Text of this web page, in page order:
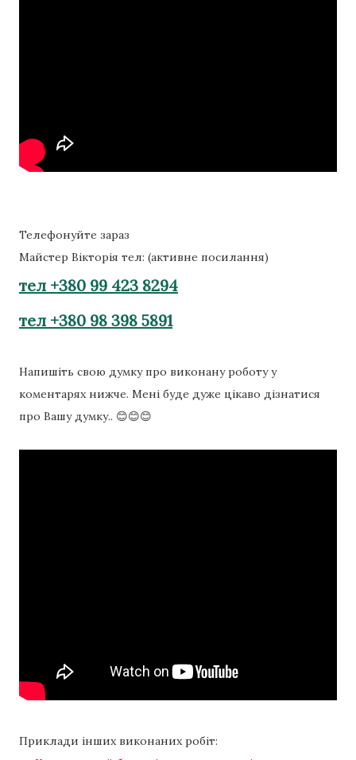
Телефонуйте зараз
Майстер Вікторія тел: (активне посилання)
тел +380 99 423 8294
тел +380 98 398 5891
Напишіть свою думку про виконану роботу у
коментарях нижче. Мені буде дуже цікаво дізнатися
про Вашу думку.. 😊😊😊
Приклади інших виконаних робіт: